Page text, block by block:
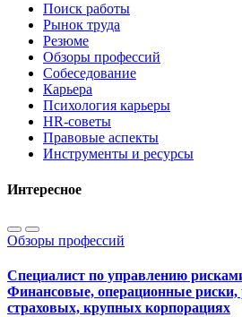
Поиск работы
Рынок труда
Резюме
Обзоры профессий
Собеседование
Карьера
Психология карьеры
HR-советы
Правовые аспекты
Инструменты и ресурсы
Интересное
Обзоры профессий
Специалист по управлению
Финансовые, операционные риски,
страховых, крупных корпорациях